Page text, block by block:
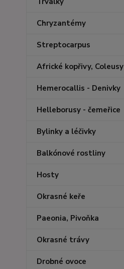
Chryzantémy
Streptocarpus
Africké kopřivy, Coleusy
Hemerocallis - Denivky
Helleborusy - čemeřice
Bylinky a léčivky
Balkónové rostliny
Hosty
Okrasné keře
Paeonia, Pivoňka
Okrasné trávy
Drobné ovoce